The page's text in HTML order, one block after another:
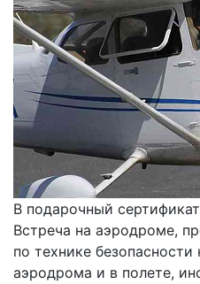
В подарочный
Встреча на аэродроме,
по технике
аэродрома и в полете,